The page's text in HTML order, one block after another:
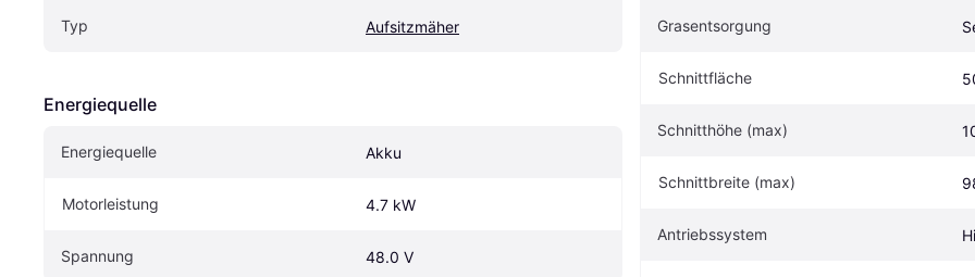
Typ Aufsitzmäher
Energiequelle
Energiequelle Akku
Motorleistung 4.7 kW
Spannung 48.0 V
Grasentsorgung
Schnittfläche
Schnitthöhe (max)
Schnittbreite (max)
Antriebssystem